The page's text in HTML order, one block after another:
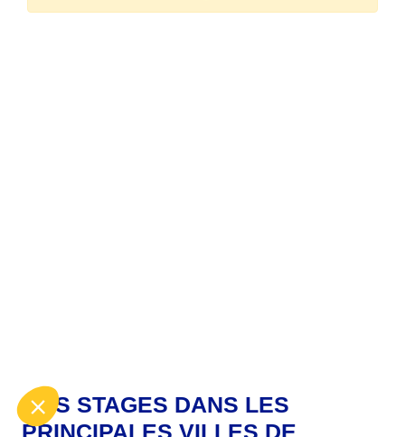
NOS STAGES DANS LES
PRINCIPALES VILLES DE